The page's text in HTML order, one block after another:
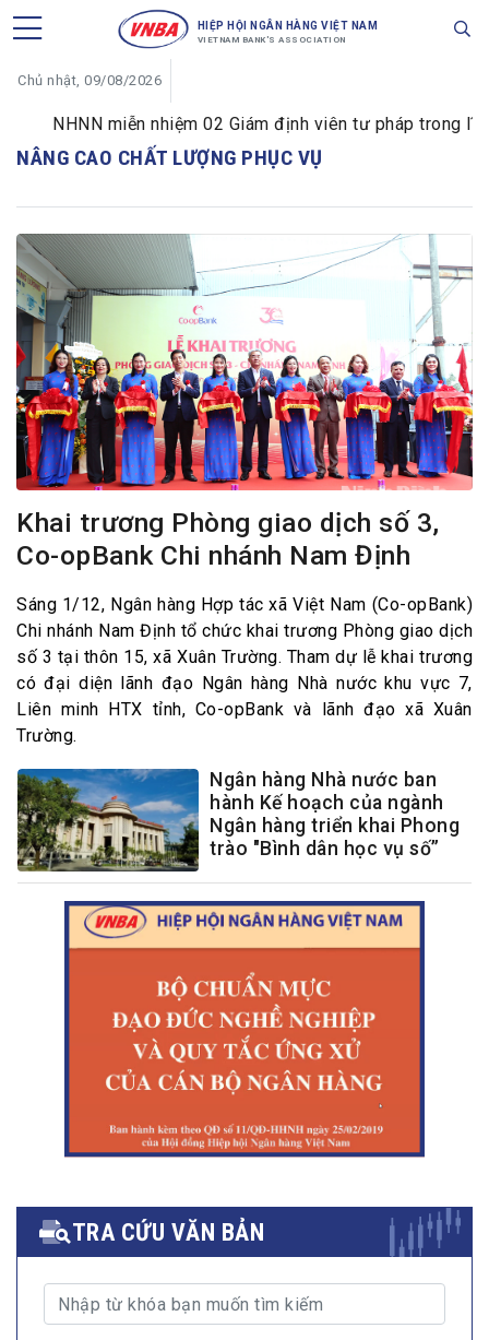
HIỆP HỘI NGÂN HÀNG VIỆT NAM
VIETNAM BANK'S ASSOCIATION
Chủ nhật, 09/08/2026
NHNN miễn nhiệm 02 Giám định viên tư pháp trong lĩnh
NÂNG CAO CHẤT LƯỢNG PHỤC VỤ
Khai trương Phòng giao dịch số 3,
Co-opBank Chi nhánh Nam Định
Sáng 1/12, Ngân hàng Hợp tác xã Việt Nam (Co-opBank)
Chi nhánh Nam Định tổ chức khai trương Phòng giao dịch
số 3 tại thôn 15, xã Xuân Trường. Tham dự lễ khai trương
có đại diện lãnh đạo Ngân hàng Nhà nước khu vực 7,
Liên minh HTX tỉnh, Co-opBank và lãnh đạo xã Xuân
Trường.
Ngân hàng Nhà nước ban
hành Kế hoạch của ngành
Ngân hàng triển khai Phong
trào "Bình dân học vụ số”
TRA CỨU VĂN BẢN